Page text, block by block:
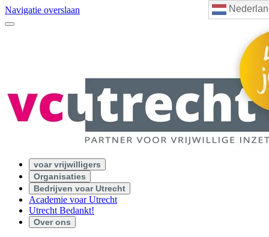
Navigatie overslaan
voar vrijwilligers
Organisaties
Bedrijven voar Utrecht
Academie voar Utrecht
Utrecht Bedankt!
Over ons